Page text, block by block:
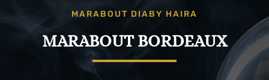
MARABOUT DIABY HAIRA
MARABOUT BORDEAUX